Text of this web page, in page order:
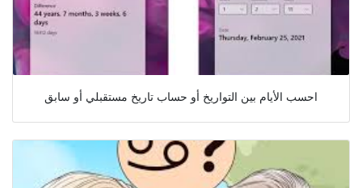
احسب الأيام بين التواريخ أو حساب تاريخ مستقبلي أو سابق